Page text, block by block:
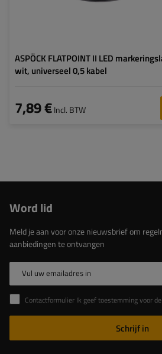
ASPÖCK FLATPOINT II LED
wit, universeel 0,5 kabel
7,89 €Incl. BTW
Word lid
Meld je aan voor onze nieuwsbrief om
aanbiedingen te ontvangen
Vul uw emailadres in
Contactformulier Ik geef toestemming voor de verwerking van mijn persoonlijke gegevens in het contactformulier in
Schrijf in